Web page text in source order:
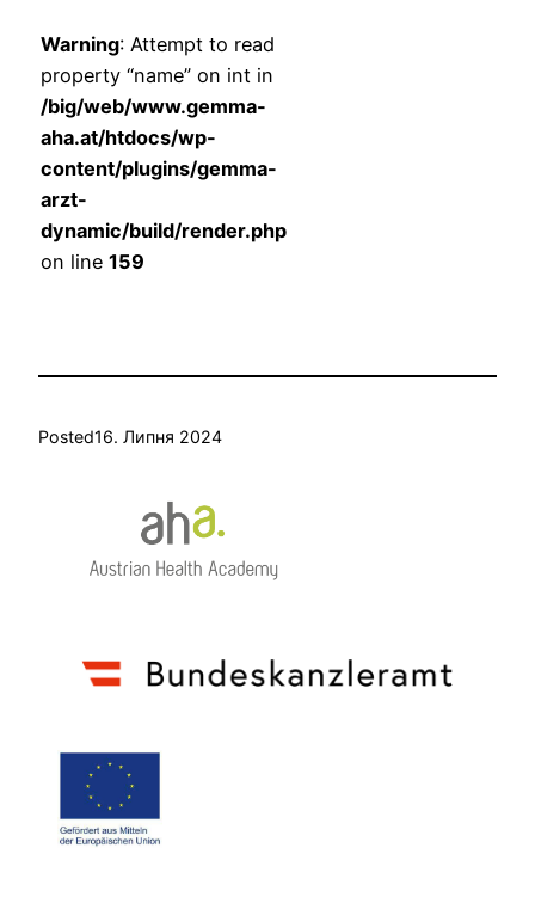
Warning: Attempt to read
property “name” on int in
/big/web/www.gemma-
aha.at/htdocs/wp-
content/plugins/gemma-
arzt-
dynamic/build/render.php
on line 159
Posted16. Липня 2024